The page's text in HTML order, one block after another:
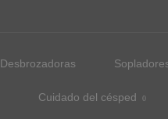
Desbrozadoras
Cuidado del césped